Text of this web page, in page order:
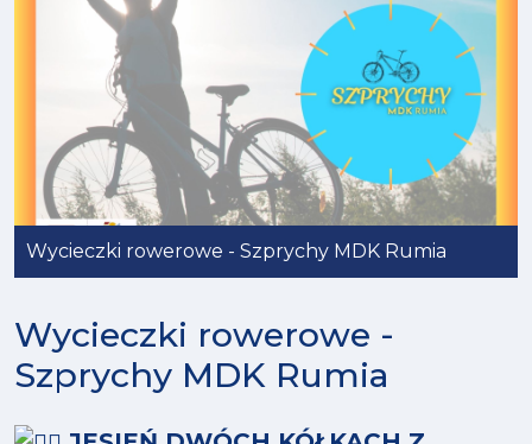
Wycieczki rowerowe - Szprychy MDK Rumia
Wycieczki rowerowe -
Szprychy MDK Rumia